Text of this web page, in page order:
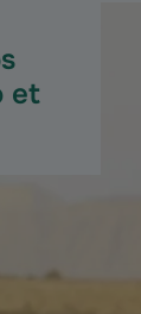
et